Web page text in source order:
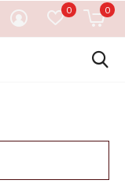
0 0